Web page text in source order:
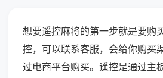
想要遥控麻将的第一步就是要购
控，可以联系客服，会给你购买
过电商平台购买。遥控是通过主